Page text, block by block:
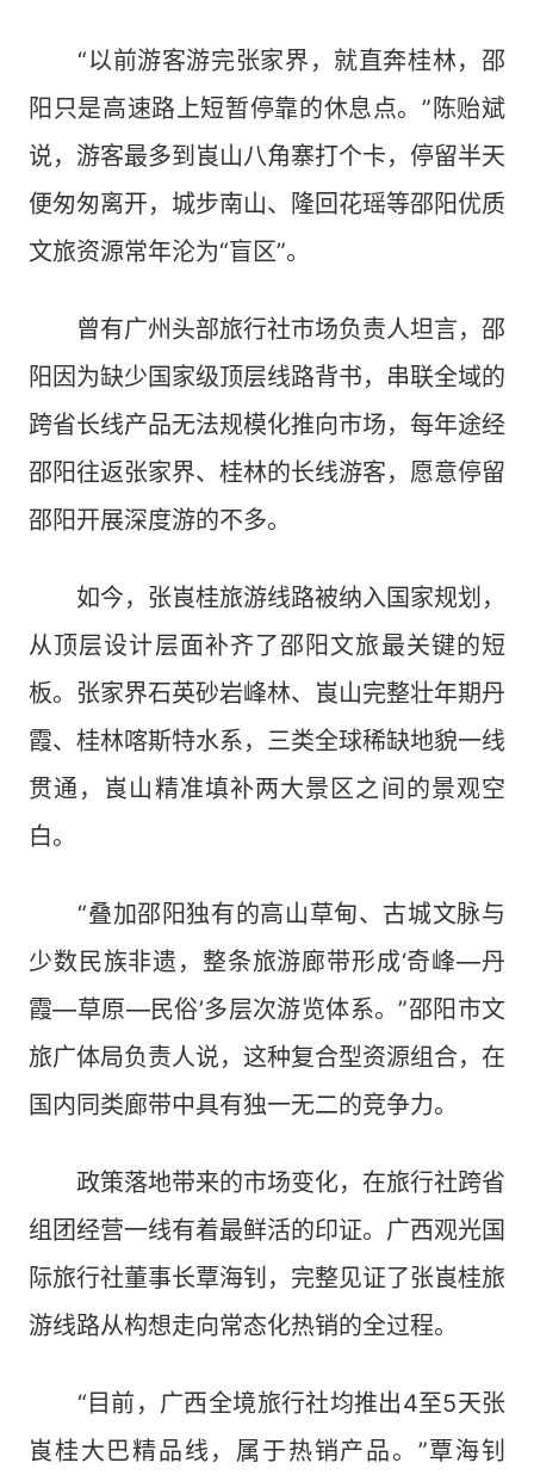
“以前游客游完张家界，就直奔桂林，邵
阳只是高速路上短暂停靠的休息点。”陈贻斌
说，游客最多到崀山八角寨打个卡，停留半天
便匆匆离开，城步南山、隆回花瑶等邵阳优质
文旅资源常年沦为“盲区”。
曾有广州头部旅行社市场负责人坦言，邵
阳因为缺少国家级顶层线路背书，串联全域的
跨省长线产品无法规模化推向市场，每年途经
邵阳往返张家界、桂林的长线游客，愿意停留
邵阳开展深度游的不多。
如今，张崀桂旅游线路被纳入国家规划，
从顶层设计层面补齐了邵阳文旅最关键的短
板。张家界石英砂岩峰林、崀山完整壮年期丹
霞、桂林喀斯特水系，三类全球稀缺地貌一线
贯通，崀山精准填补两大景区之间的景观空
白。
“叠加邵阳独有的高山草甸、古城文脉与
少数民族非遗，整条旅游廊带形成‘奇峰—丹
霞—草原—民俗’多层次游览体系。”邵阳市文
旅广体局负责人说，这种复合型资源组合，在
国内同类廊带中具有独一无二的竞争力。
政策落地带来的市场变化，在旅行社跨省
组团经营一线有着最鲜活的印证。广西观光国
际旅行社董事长覃海钊，完整见证了张崀桂旅
游线路从构想走向常态化热销的全过程。
“目前，广西全境旅行社均推出4至5天张
崀桂大巴精品线，属于热销产品。”覃海钊